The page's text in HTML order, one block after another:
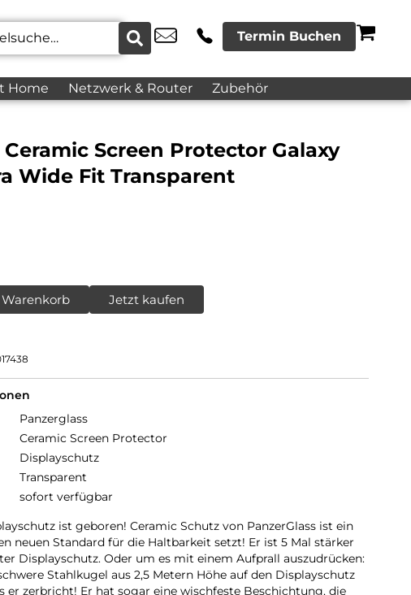
Termin Buchen
Home Netzwerk & Router Zubehör
Ceramic Screen Protector Galaxy
Wide Fit Transparent
Jetzt kaufen
Panzerglass
Ceramic Screen Protector
Displayschutz
Transparent
sofort verfügbar
ist geboren! Ceramic Schutz von PanzerGlass ist ein
neuen Standard für die Haltbarkeit setzt! Er ist 5 Mal stärker
Displayschutz. Oder um es mit einem Aufprall auszudrücken:
Stahlkugel aus 2,5 Metern Höhe auf den Displayschutz
er zerbricht! Er hat sogar eine wischfeste Beschichtung, die